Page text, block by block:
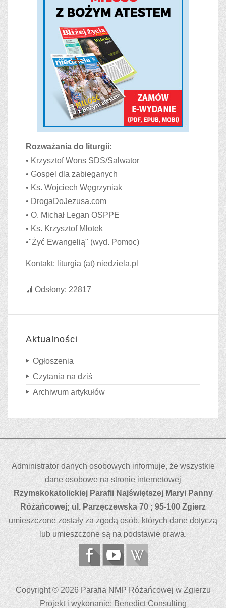
Rozważania do liturgii:
• Krzysztof Wons SDS/Salwator
• Gospel dla zabieganych
• Ks. Wojciech Węgrzyniak
• DrogaDoJezusa.com
• O. Michał Legan OSPPE
• Ks. Krzysztof Młotek
•"Żyć Ewangelią" (wyd. Pomoc)
Kontakt: liturgia (at) niedziela.pl
Odsłony: 22817
Aktualności
Ogłoszenia
Czytania na dziś
Archiwum artykułów
Administrator danych osobowych informuje, że wszystkie
dane osobowe na stronie internetowej
Rzymskokatolickiej Parafii Najświętszej Maryi Panny
Różańcowej; ul. Parzęczewska 70 ; 95-100 Zgierz
umieszczone zostały za zgodą osób, których dane dotyczą
lub umieszczone są na podstawie prawa.
Copyright © 2026 Parafia NMP Różańcowej w Zgierzu
Projekt i wykonanie: Benedict Consulting